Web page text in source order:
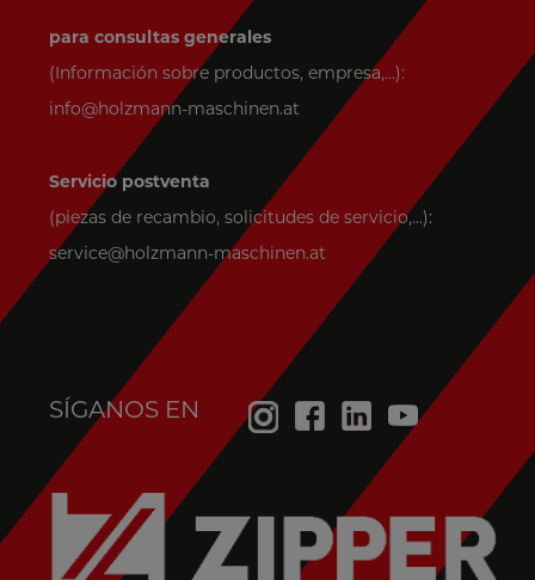
para consultas generales
(Información sobre productos, empresa,...):
info@holzmann-maschinen.at
Servicio postventa
(piezas de recambio, solicitudes de servicio,...):
service@holzmann-maschinen.at
SÍGANOS EN